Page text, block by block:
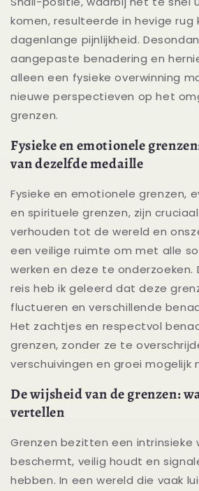
komen, resulteerde in hevige rug
dagenlange pijnlijkheid.
aangepaste benadering en
alleen een fysieke overwinning
nieuwe perspectieven op het
grenzen.
Fysieke en emotionele
van dezelfde medaille
Fysieke en emotionele grenzen,
en spirituele grenzen, zijn
verhouden tot de wereld en
een veilige ruimte om met alle
werken en deze te onderzoeken.
reis heb ik geleerd dat deze
fluctueren en verschillende
Het zachtjes en respectvol
grenzen, zonder ze te
verschuivingen en groei mogelijk
De wijsheid van de grenzen:
vertellen
Grenzen bezitten een intrinsieke
beschermt, veilig houdt en
hebben. In een wereld die vaak